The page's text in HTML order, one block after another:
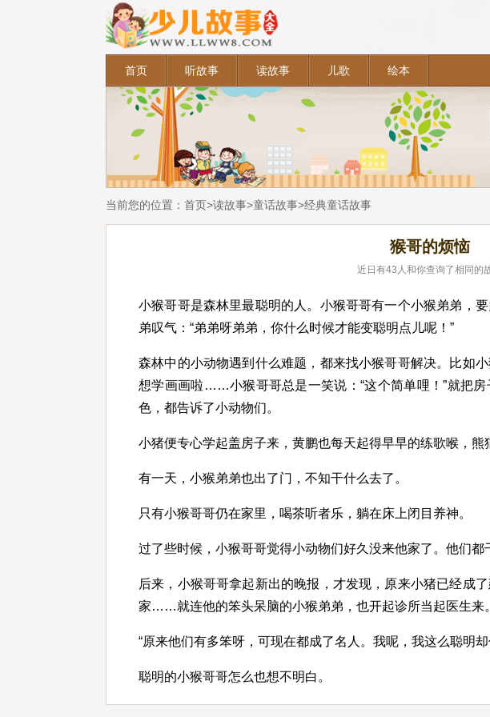
首页 听故事 读故事 儿歌 绘本
当前您的位置： 首页>读故事>童话故事>经典童话故事
猴哥的烦恼
近日有43 人和你查询了相同的
小猴哥哥是森林里最聪明的人。小猴哥哥有一个小猴弟弟，
弟叹气：“弟弟呀弟弟，你什么时候才能变聪明点儿呢！”
森林中的小动物遇到什么难题，都来找小猴哥哥解决。比如
想学画画啦……小猴哥哥总是一笑说：“这个简单哩！”就把
色，都告诉了小动物们。
小猪便专心学起盖房子来，黄鹏也每天起得早早的练歌喉，
有一天，小猴弟弟也出了门，不知干什么去了。
只有小猴哥哥仍在家里，喝茶听者乐，躺在床上闭目养神。
过了些时候，小猴哥哥觉得小动物们好久没来他家了。他们都
后来，小猴哥哥拿起新出的晚报，才发现，原来小猪已经成
家……就连他的笨头呆脑的小猴弟弟，也开起诊所当起医生来。
“原来他们有多笨呀，可现在都成了名人。我呢，我这么聪明
聪明的小猴哥哥怎么也想不明白。